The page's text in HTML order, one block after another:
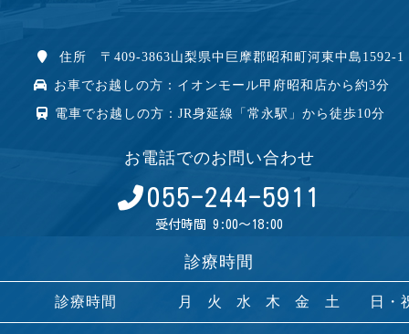
住所 〒409-3863山梨県中巨摩郡昭和町河東中島1592-1
お車でお越しの方：イオンモール甲府昭和店から約3分
電車でお越しの方：JR身延線「常永駅」から徒歩10分
お電話でのお問い合わせ
055-244-5911
受付時間 9:00～18:00
診療時間
診療時間 月 火 水 木 金 土 日・